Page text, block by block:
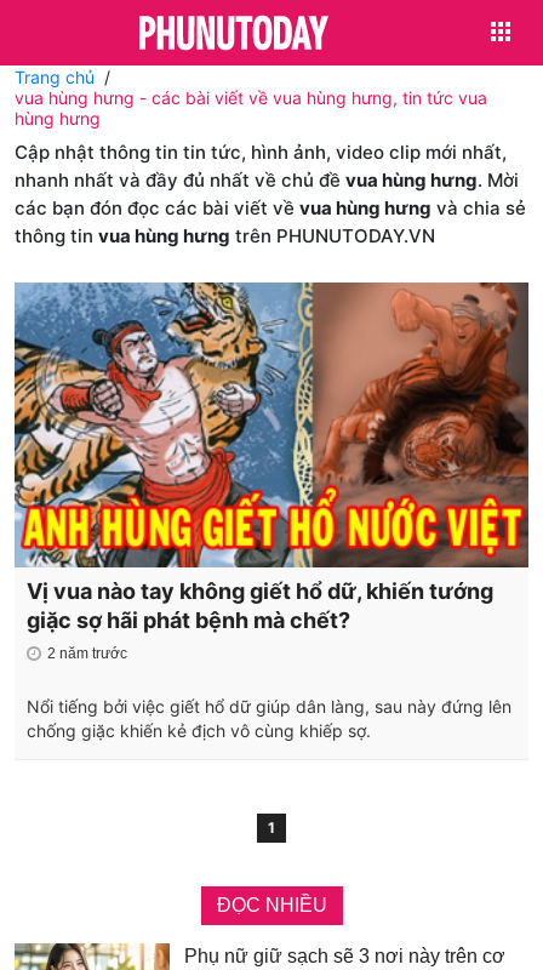
Trang chủ
vua hùng hưng - các bài viết về vua hùng hưng, tin tức vua
hùng hưng
Cập nhật thông tin tin tức, hình ảnh, video clip mới nhất,
nhanh nhất và đầy đủ nhất về chủ đề vua hùng hưng. Mời
các bạn đón đọc các bài viết về vua hùng hưng và chia sẻ
thông tin vua hùng hưng trên PHUNUTODAY.VN
Vị vua nào tay không giết hổ dữ, khiến tướng
giặc sợ hãi phát bệnh mà chết?
2 năm trước
Nổi tiếng bởi việc giết hổ dữ giúp dân làng, sau này đứng lên
chống giặc khiến kẻ địch vô cùng khiếp sợ.
1
ĐỌC NHIỀU
Phụ nữ giữ sạch sẽ 3 nơi này trên cơ